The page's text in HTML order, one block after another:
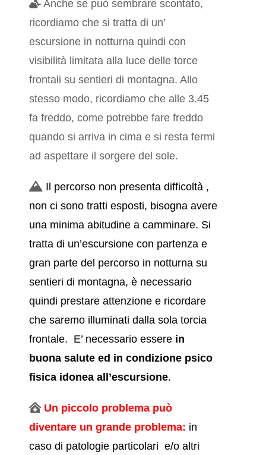
Anche se può sembrare scontato,
ricordiamo che si tratta di un’
escursione in notturna quindi con
visibilità limitata alla luce delle torce
frontali su sentieri di montagna. Allo
stesso modo, ricordiamo che alle 3.45
fa freddo, come potrebbe fare freddo
quando si arriva in cima e si resta fermi
ad aspettare il sorgere del sole.
Il percorso non presenta difficoltà ,
non ci sono tratti esposti, bisogna avere
una minima abitudine a camminare. Si
tratta di un’escursione con partenza e
gran parte del percorso in notturna su
sentieri di montagna, è necessario
quindi prestare attenzione e ricordare
che saremo illuminati dalla sola torcia
frontale. E’ necessario essere in
buona salute ed in condizione psico
fisica idonea all’escursione.
Un piccolo problema può
diventare un grande problema: in
caso di patologie particolari e/o altri